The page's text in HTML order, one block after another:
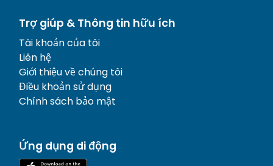
Trợ giúp & Thông tin hữu ích
Tài khoản của tôi
Liên hệ
Giới thiệu về chúng tôi
Điều khoản sử dụng
Chính sách bảo mật
Ứng dụng di động